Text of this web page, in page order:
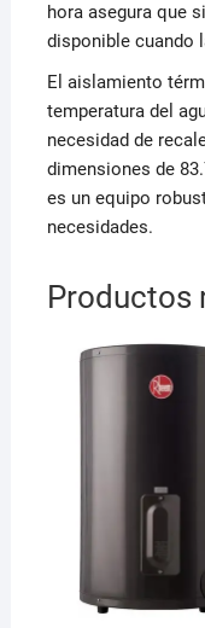
hora asegura que
disponible cuando
El aislamiento
temperatura del
necesidad de
dimensiones de
es un equipo
necesidades.
Productos